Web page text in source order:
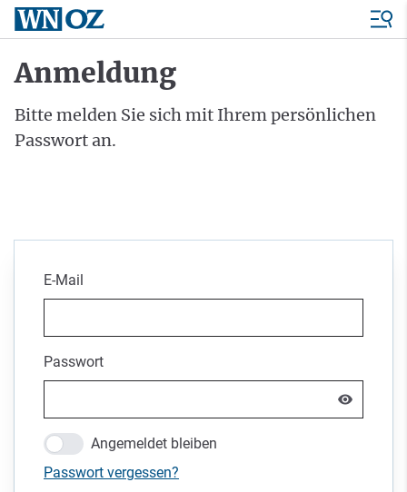
Anmeldung
Bitte melden Sie sich mit Ihrem persönlichen
Passwort an.
E-Mail
Passwort
Angemeldet bleiben
Passwort vergessen?